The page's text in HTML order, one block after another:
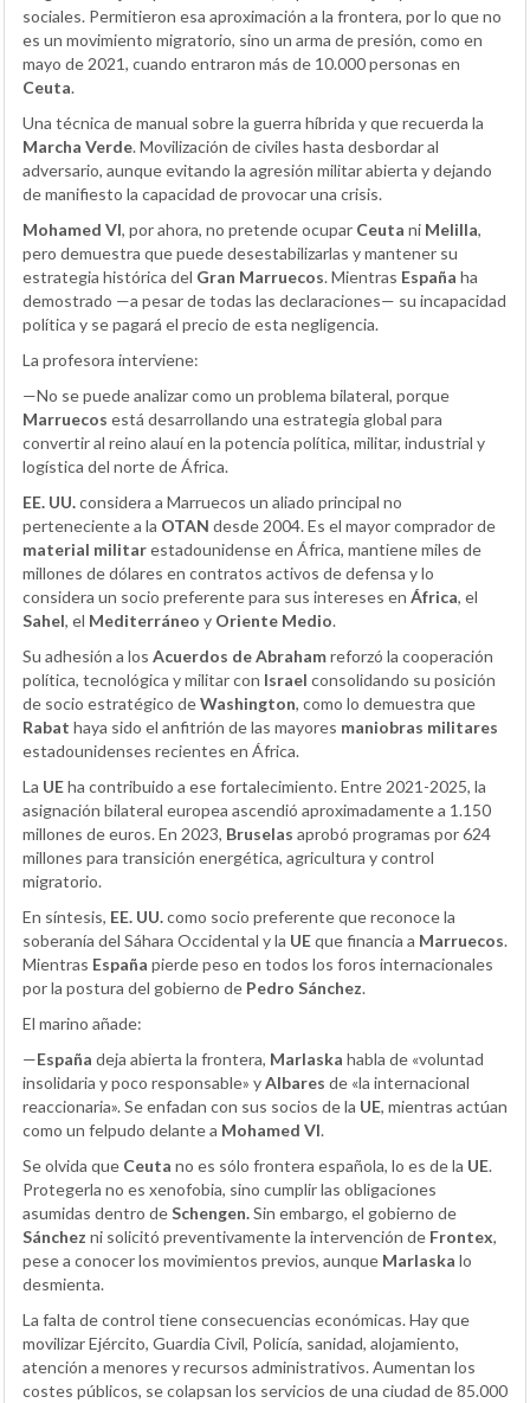
sociales. Permitieron esa aproximación a la frontera, por lo que no
es un movimiento migratorio, sino un arma de presión, como en
mayo de 2021, cuando entraron más de 10.000 personas en
Ceuta.
Una técnica de manual sobre la guerra híbrida y que recuerda la
Marcha Verde. Movilización de civiles hasta desbordar al
adversario, aunque evitando la agresión militar abierta y dejando
de manifiesto la capacidad de provocar una crisis.
Mohamed VI, por ahora, no pretende ocupar Ceuta ni Melilla,
pero demuestra que puede desestabilizarlas y mantener su
estrategia histórica del Gran Marruecos. Mientras España ha
demostrado —a pesar de todas las declaraciones— su incapacidad
política y se pagará el precio de esta negligencia.
La profesora interviene:
—No se puede analizar como un problema bilateral, porque
Marruecos está desarrollando una estrategia global para
convertir al reino alauí en la potencia política, militar, industrial y
logística del norte de África.
EE. UU.considera a Marruecos un aliado principal no
perteneciente a la OTAN desde 2004. Es el mayor comprador de
material militarestadounidense en África, mantiene miles de
millones de dólares en contratos activos de defensa y lo
considera un socio preferente para sus intereses en África, el
Sahel, el Mediterráneo y Oriente Medio.
Su adhesión a los Acuerdos de Abrahamreforzó la cooperación
política, tecnológica y militar con Israel consolidando su posición
de socio estratégico deWashington, como lo demuestra que
Rabat haya sido el anfitrión de las mayores maniobras militares
estadounidenses recientes en África.
La UEha contribuido a ese fortalecimiento. Entre 2021-2025, la
asignación bilateral europea ascendió aproximadamente a 1.150
millones de euros. En 2023, Bruselas aprobó programas por 624
millones para transición energética, agricultura y control
migratorio.
En síntesis, EE. UU.como socio preferente que reconoce la
soberanía del Sáhara Occidental y la UEque financia a Marruecos.
Mientras España pierde peso en todos los foros internacionales
por la postura del gobierno de Pedro Sánchez.
El marino añade:
—España deja abierta la frontera, Marlaska habla de «voluntad
insolidaria y poco responsable» yAlbares de «la internacional
reaccionaria». Se enfadan con sus socios de la UE, mientras actúan
como un felpudo delante a Mohamed VI.
Se olvida que Ceuta no es sólo frontera española, lo es de la UE.
Protegerla no es xenofobia, sino cumplir las obligaciones
asumidas dentro deSchengen.Sin embargo, el gobierno de
Sánchez ni solicitó preventivamente la intervención de Frontex,
pese a conocer los movimientos previos, aunque Marlaska lo
desmienta.
La falta de control tiene consecuencias económicas. Hay que
movilizar Ejército, Guardia Civil, Policía, sanidad, alojamiento,
atención a menores y recursos administrativos. Aumentan los
costes públicos, se colapsan los servicios de una ciudad de 85.000